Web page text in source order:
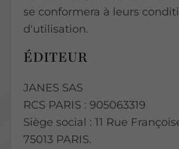
se conformera à leurs
d'utilisation.
ÉDITEUR
JANES SAS
RCS PARIS : 905063319
Siège social : 11 Rue
75013 PARIS.